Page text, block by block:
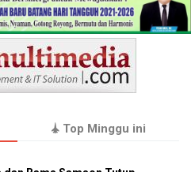
Top Minggu ini